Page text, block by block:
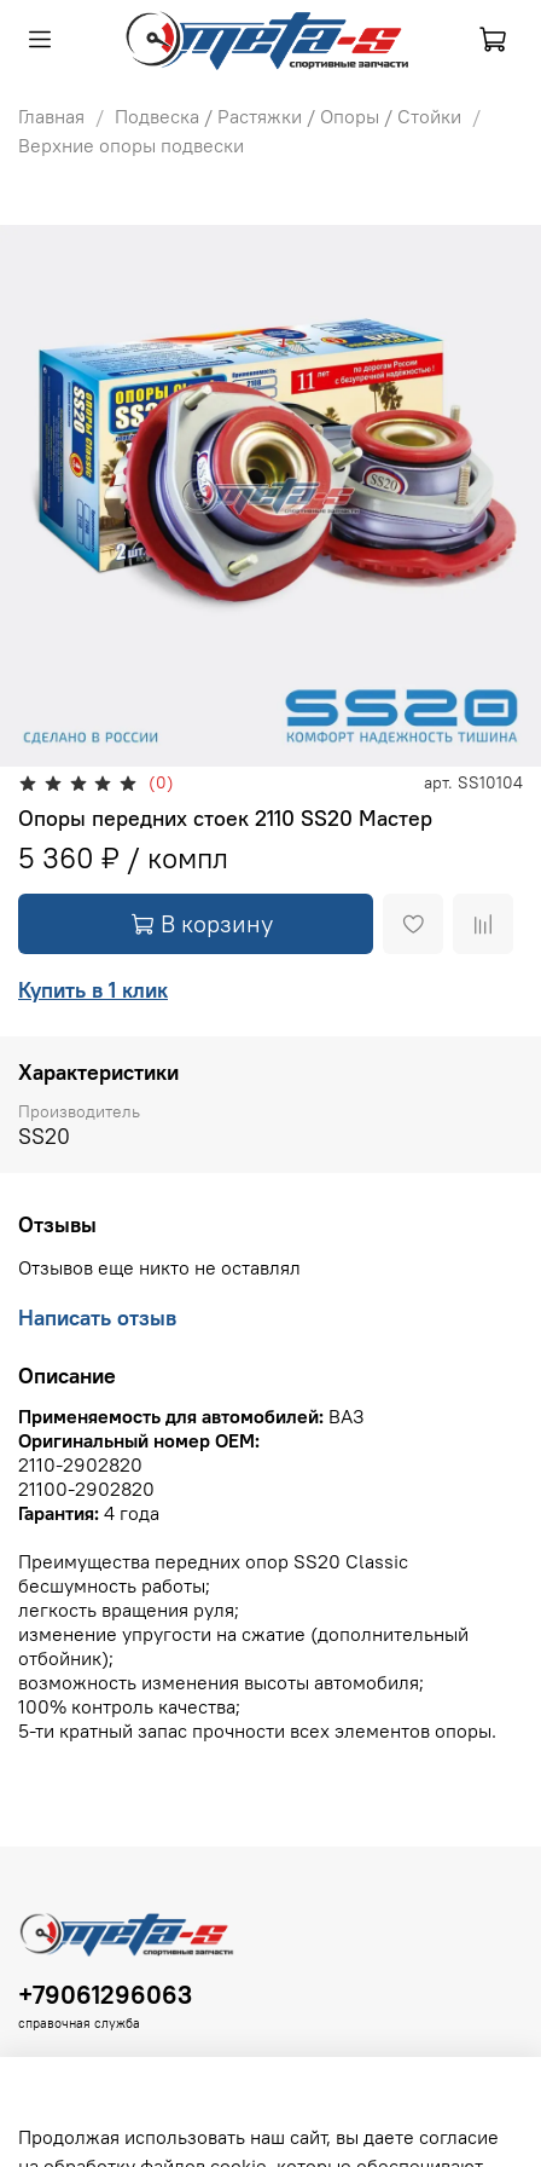
Главная
Подвеска / Растяжки / Опоры / Стойки
Верхние опоры подвески
(0) арт. SS10104
Опоры передних стоек 2110 SS20 Мастер
5 360 ₽
В корзину
Купить в 1 клик
Характеристики
Производитель
SS20
Отзывы
Отзывов еще никто не оставлял
Написать отзыв
Описание
Применяемость для автомобилей: ВАЗ
Оригинальный номер OEM:
2110-2902820
21100-2902820
Гарантия: 4 года
Преимущества передних опор SS20 Classic
бесшумность работы;
легкость вращения руля;
изменение упругости на сжатие (дополнительный
отбойник);
возможность изменения высоты автомобиля;
100% контроль качества;
5-ти кратный запас прочности всех элементов опоры.
+79061296063
справочная служба
Продолжая использовать наш сайт, вы даете согласие